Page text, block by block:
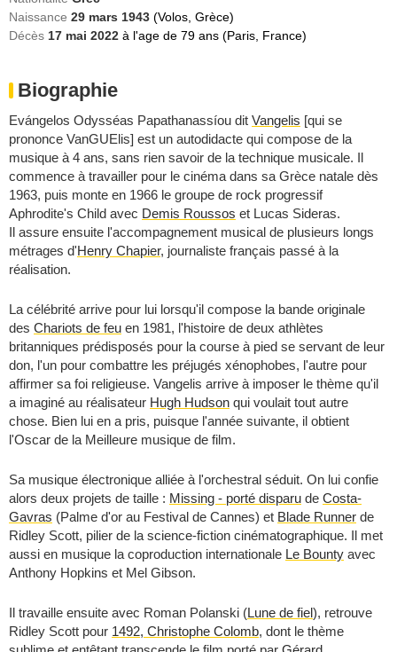
Naissance 29 mars 1943 (Volos, Grèce)
Décès 17 mai 2022 à l'age de 79 ans (Paris, France)
Biographie
Evángelos Odysséas Papathanassíou dit Vangelis [qui se
prononce VanGUElis] est un autodidacte qui compose de la
musique à 4 ans, sans rien savoir de la technique musicale. Il
commence à travailler pour le cinéma dans sa Grèce natale dès
1963, puis monte en 1966 le groupe de rock progressif
Aphrodite's Child avec Demis Roussos et Lucas Sideras.
Il assure ensuite l'accompagnement musical de plusieurs longs
métrages d'Henry Chapier, journaliste français passé à la
réalisation.
La célébrité arrive pour lui lorsqu'il compose la bande originale
des Chariots de feu en 1981, l'histoire de deux athlètes
britanniques prédisposés pour la course à pied se servant de leur
don, l'un pour combattre les préjugés xénophobes, l'autre pour
affirmer sa foi religieuse. Vangelis arrive à imposer le thème qu'il
a imaginé au réalisateur Hugh Hudson qui voulait tout autre
chose. Bien lui en a pris, puisque l'année suivante, il obtient
l'Oscar de la Meilleure musique de film.
Sa musique électronique alliée à l'orchestral séduit. On lui confie
alors deux projets de taille : Missing - porté disparu de Costa-
Gavras (Palme d'or au Festival de Cannes) et Blade Runner de
Ridley Scott, pilier de la science-fiction cinématographique. Il met
aussi en musique la coproduction internationale Le Bounty avec
Anthony Hopkins et Mel Gibson.
Il travaille ensuite avec Roman Polanski (Lune de fiel), retrouve
Ridley Scott pour 1492, Christophe Colomb, dont le thème